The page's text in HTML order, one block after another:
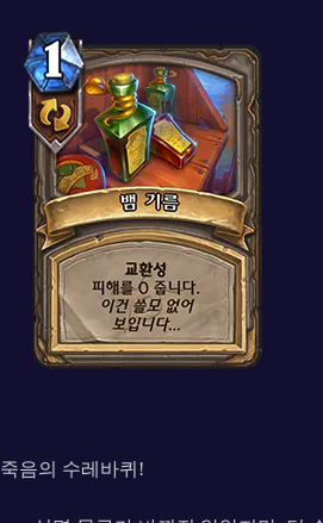
죽음의 수레바퀴!